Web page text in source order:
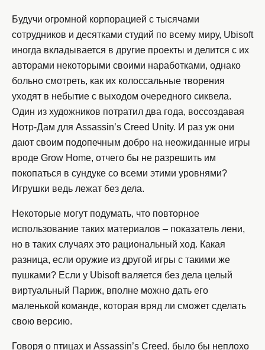
Будучи огромной корпорацией с тысячами
сотрудников и десятками студий по всему миру, Ubisoft
иногда вкладывается в другие проекты и делится с их
авторами некоторыми своими наработками, однако
больно смотреть, как их колоссальные творения
уходят в небытие с выходом очередного сиквела.
Один из художников потратил два года, воссоздавая
Нотр-Дам для Assassin’s Creed Unity. И раз уж они
дают своим подопечным добро на неожиданные игры
вроде Grow Home, отчего бы не разрешить им
покопаться в сундуке со всеми этими уровнями?
Игрушки ведь лежат без дела.
Некоторые могут подумать, что повторное
использование таких материалов – показатель лени,
но в таких случаях это рациональный ход. Какая
разница, если оружие из другой игры с такими же
пушками? Если у Ubisoft валяется без дела целый
виртуальный Париж, вполне можно дать его
маленькой команде, которая вряд ли сможет сделать
свою версию.
Говоря о птицах и Assassin’s Creed, было бы неплохо